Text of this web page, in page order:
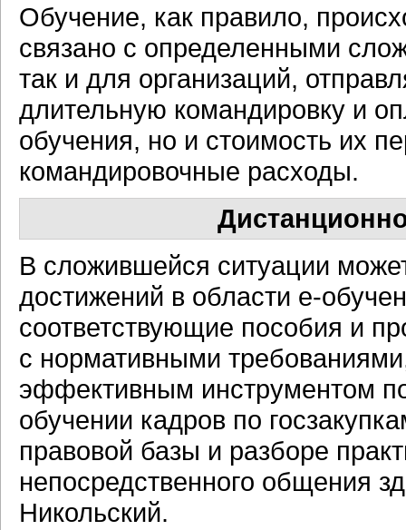
Обучение, как правило,
связано с определенными
так и для организаций,
длительную командировку и
обучения, но и стоимость их
командировочные расходы.
В сложившейся ситуации
достижений в области e-
соответствующие пособия и
с нормативными
эффективным инструментом
обучении кадров по
правовой базы и разборе
непосредственного общения
Никольский.